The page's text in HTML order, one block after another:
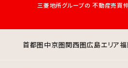
三菱地所グループの 不動産売買
首都圏中京圏関西圏広島エリア